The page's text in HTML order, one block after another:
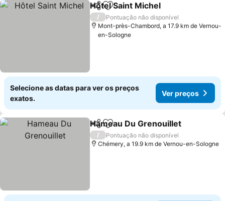
PartilharAdicionar aos favoritos
Hôtel Saint Michel
/
Pontuação não disponível
Mont-près-Chambord, a 17.9 km de Vernou-
en-Sologne
Selecione as datas para ver os preços
exatos.
Ver preços
PartilharAdicionar aos favoritos
Hameau Du Grenouillet
/
Pontuação não disponível
Chémery, a 19.9 km de Vernou-en-Sologne